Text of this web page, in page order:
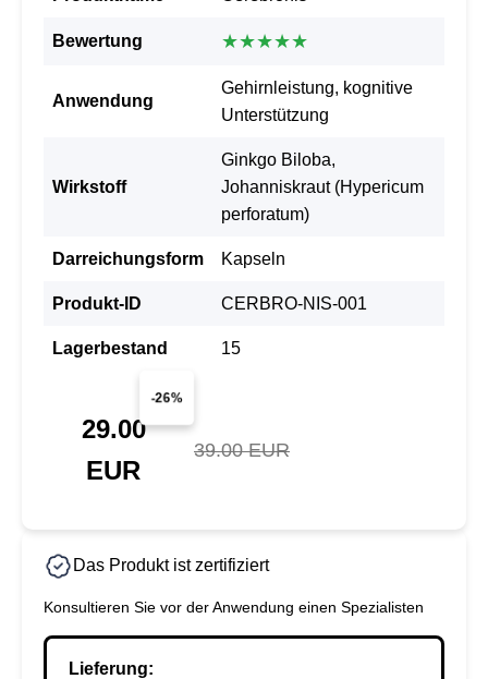
Bewertung ★★★★★
Anwendung
Gehirnleistung, kognitive
Unterstützung
Wirkstoff
Ginkgo Biloba,
Johanniskraut (Hypericum
perforatum)
Darreichungsform Kapseln
Produkt-ID CERBRO-NIS-001
Lagerbestand 15
-26%
29.00
EUR
39.00 EUR
Das Produkt ist zertifiziert
Konsultieren Sie vor der Anwendung einen Spezialisten
Lieferung: